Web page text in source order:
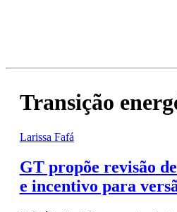
Transição
Larissa Fafá
GT propõe revisão
e incentivo para